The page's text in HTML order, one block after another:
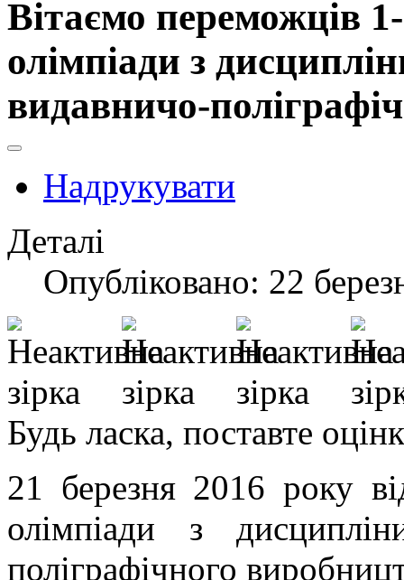
Вітаємо переможців
олімпіади з
видавничо-
Надрукувати
Деталі
Опубліковано: 22
Будь ласка, поставте
21 березня 2016 року
олімпіади з
поліграфічного